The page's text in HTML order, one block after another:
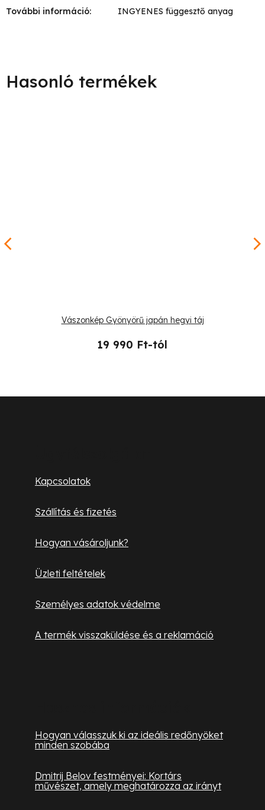
További információ: INGYENES függesztő anyag
Vászonkép Gyönyörű japán hegyi táj
19 990 Ft-tól
Kapcsolatok
Szállítás és fizetés
Hogyan vásároljunk?
Üzleti feltételek
Személyes adatok védelme
A termék visszaküldése és a reklamáció
Hogyan válasszuk ki az ideális redőnyöket
minden szobába
Dmitrij Belov festményei: Kortárs
művészet, amely meghatározza az irányt